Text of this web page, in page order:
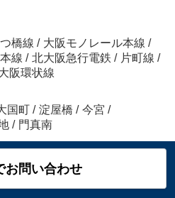
橋線 / 大阪モノレール本線 /
線 / 北大阪急行電鉄 / 片町線 /
阪環状線
国町 / 淀屋橋 / 今宮 /
/ 門真南
お問い合わせ